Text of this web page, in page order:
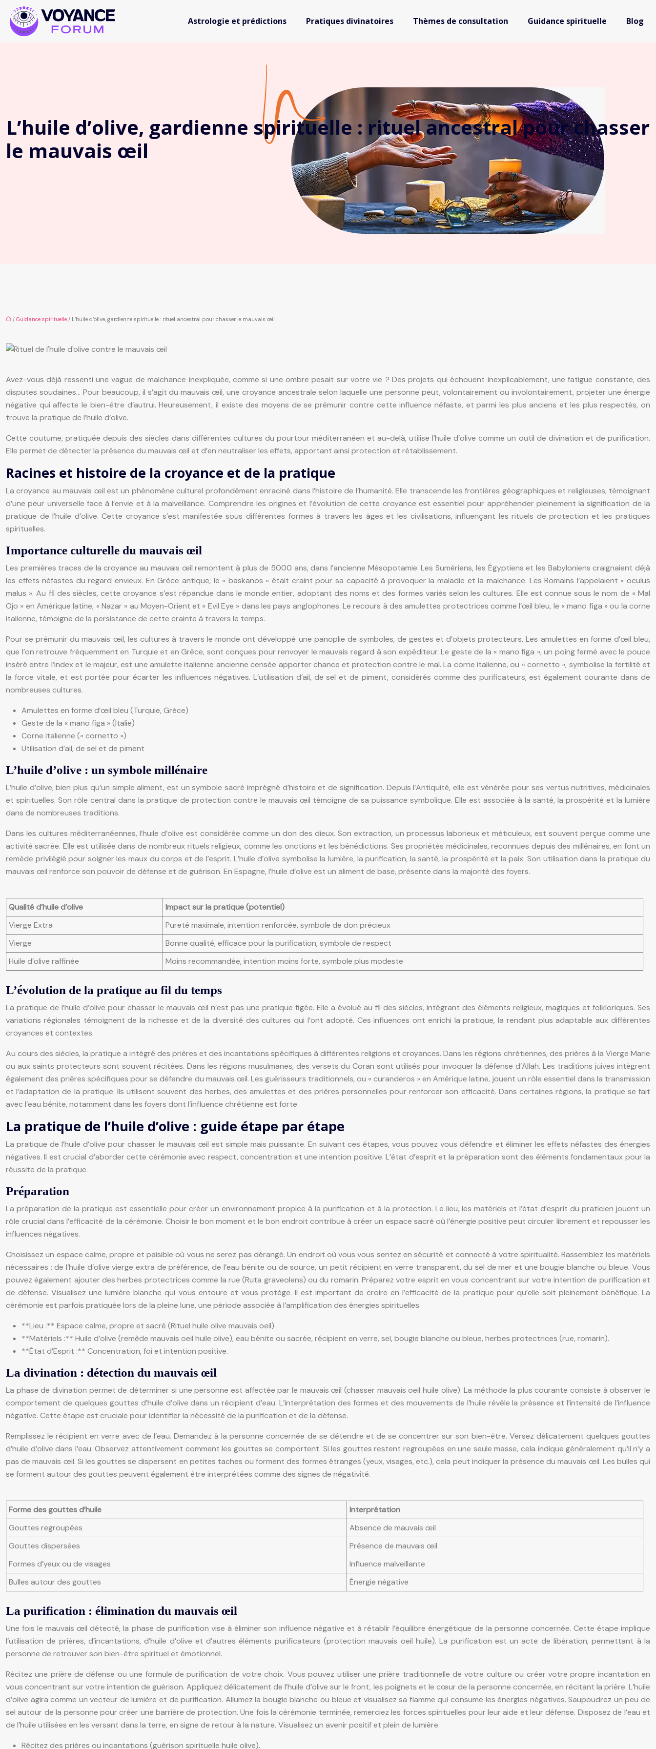
Astrologie et prédictions Pratiques divinatoires Thèmes de consultation Guidance spirituelle Blog
L’huile d’olive, gardienne spirituelle : rituel ancestral pour chasser
le mauvais œil
/ Guidance spirituelle / L’huile d’olive, gardienne spirituelle : rituel ancestral pour chasser le mauvais œil
Avez-vous déjà ressenti une vague de malchance inexpliquée, comme si une ombre pesait sur votre vie ? Des projets qui échouent inexplicablement, une fatigue constante, des
disputes soudaines… Pour beaucoup, il s’agit du mauvais œil, une croyance ancestrale selon laquelle une personne peut, volontairement ou involontairement, projeter une énergie
négative qui affecte le bien-être d’autrui. Heureusement, il existe des moyens de se prémunir contre cette influence néfaste, et parmi les plus anciens et les plus respectés, on
trouve la pratique de l’huile d’olive.
Cette coutume, pratiquée depuis des siècles dans différentes cultures du pourtour méditerranéen et au-delà, utilise l’huile d’olive comme un outil de divination et de purification.
Elle permet de détecter la présence du mauvais œil et d’en neutraliser les effets, apportant ainsi protection et rétablissement.
Racines et histoire de la croyance et de la pratique
La croyance au mauvais œil est un phénomène culturel profondément enraciné dans l’histoire de l’humanité. Elle transcende les frontières géographiques et religieuses, témoignant
d’une peur universelle face à l’envie et à la malveillance. Comprendre les origines et l’évolution de cette croyance est essentiel pour appréhender pleinement la signification de la
pratique de l’huile d’olive. Cette croyance s’est manifestée sous différentes formes à travers les âges et les civilisations, influençant les rituels de protection et les pratiques
spirituelles.
Importance culturelle du mauvais œil
Les premières traces de la croyance au mauvais œil remontent à plus de 5000 ans, dans l’ancienne Mésopotamie. Les Sumériens, les Égyptiens et les Babyloniens craignaient déjà
les effets néfastes du regard envieux. En Grèce antique, le « baskanos » était craint pour sa capacité à provoquer la maladie et la malchance. Les Romains l’appelaient « oculus
malus ». Au fil des siècles, cette croyance s’est répandue dans le monde entier, adoptant des noms et des formes variés selon les cultures. Elle est connue sous le nom de « Mal
Ojo » en Amérique latine, « Nazar » au Moyen-Orient et « Evil Eye » dans les pays anglophones. Le recours à des amulettes protectrices comme l’œil bleu, le « mano figa » ou la corne
italienne, témoigne de la persistance de cette crainte à travers le temps.
Pour se prémunir du mauvais œil, les cultures à travers le monde ont développé une panoplie de symboles, de gestes et d’objets protecteurs. Les amulettes en forme d’œil bleu,
que l’on retrouve fréquemment en Turquie et en Grèce, sont conçues pour renvoyer le mauvais regard à son expéditeur. Le geste de la « mano figa », un poing fermé avec le pouce
inséré entre l’index et le majeur, est une amulette italienne ancienne censée apporter chance et protection contre le mal. La corne italienne, ou « cornetto », symbolise la fertilité et
la force vitale, et est portée pour écarter les influences négatives. L’utilisation d’ail, de sel et de piment, considérés comme des purificateurs, est également courante dans de
nombreuses cultures.
Amulettes en forme d’œil bleu (Turquie, Grèce)
Geste de la « mano figa » (Italie)
Corne italienne (« cornetto »)
Utilisation d’ail, de sel et de piment
L’huile d’olive : un symbole millénaire
L’huile d’olive, bien plus qu’un simple aliment, est un symbole sacré imprégné d’histoire et de signification. Depuis l’Antiquité, elle est vénérée pour ses vertus nutritives, médicinales
et spirituelles. Son rôle central dans la pratique de protection contre le mauvais œil témoigne de sa puissance symbolique. Elle est associée à la santé, la prospérité et la lumière
dans de nombreuses traditions.
Dans les cultures méditerranéennes, l’huile d’olive est considérée comme un don des dieux. Son extraction, un processus laborieux et méticuleux, est souvent perçue comme une
activité sacrée. Elle est utilisée dans de nombreux rituels religieux, comme les onctions et les bénédictions. Ses propriétés médicinales, reconnues depuis des millénaires, en font un
remède privilégié pour soigner les maux du corps et de l’esprit. L’huile d’olive symbolise la lumière, la purification, la santé, la prospérité et la paix. Son utilisation dans la pratique du
mauvais œil renforce son pouvoir de défense et de guérison. En Espagne, l’huile d’olive est un aliment de base, présente dans la majorité des foyers.
Qualité d’huile d’olive
Impact sur la pratique (potentiel)
Vierge Extra
Pureté maximale, intention renforcée, symbole de don précieux
Vierge
Bonne qualité, efficace pour la purification, symbole de respect
Huile d’olive raffinée
Moins recommandée, intention moins forte, symbole plus modeste
L’évolution de la pratique au fil du temps
La pratique de l’huile d’olive pour chasser le mauvais œil n’est pas une pratique figée. Elle a évolué au fil des siècles, intégrant des éléments religieux, magiques et folkloriques. Ses
variations régionales témoignent de la richesse et de la diversité des cultures qui l’ont adopté. Ces influences ont enrichi la pratique, la rendant plus adaptable aux différentes
croyances et contextes.
Au cours des siècles, la pratique a intégré des prières et des incantations spécifiques à différentes religions et croyances. Dans les régions chrétiennes, des prières à la Vierge Marie
ou aux saints protecteurs sont souvent récitées. Dans les régions musulmanes, des versets du Coran sont utilisés pour invoquer la défense d’Allah. Les traditions juives intègrent
également des prières spécifiques pour se défendre du mauvais œil. Les guérisseurs traditionnels, ou « curanderos » en Amérique latine, jouent un rôle essentiel dans la transmission
et l’adaptation de la pratique. Ils utilisent souvent des herbes, des amulettes et des prières personnelles pour renforcer son efficacité. Dans certaines régions, la pratique se fait
avec l’eau bénite, notamment dans les foyers dont l’influence chrétienne est forte.
La pratique de l’huile d’olive : guide étape par étape
La pratique de l’huile d’olive pour chasser le mauvais œil est simple mais puissante. En suivant ces étapes, vous pouvez vous défendre et éliminer les effets néfastes des énergies
négatives. Il est crucial d’aborder cette cérémonie avec respect, concentration et une intention positive. L’état d’esprit et la préparation sont des éléments fondamentaux pour la
réussite de la pratique.
Préparation
La préparation de la pratique est essentielle pour créer un environnement propice à la purification et à la protection. Le lieu, les matériels et l’état d’esprit du praticien jouent un
rôle crucial dans l’efficacité de la cérémonie. Choisir le bon moment et le bon endroit contribue à créer un espace sacré où l’énergie positive peut circuler librement et repousser les
influences négatives.
Choisissez un espace calme, propre et paisible où vous ne serez pas dérangé. Un endroit où vous vous sentez en sécurité et connecté à votre spiritualité. Rassemblez les matériels
nécessaires : de l’huile d’olive vierge extra de préférence, de l’eau bénite ou de source, un petit récipient en verre transparent, du sel de mer et une bougie blanche ou bleue. Vous
pouvez également ajouter des herbes protectrices comme la rue (Ruta graveolens) ou du romarin. Préparez votre esprit en vous concentrant sur votre intention de purification et
de défense. Visualisez une lumière blanche qui vous entoure et vous protège. Il est important de croire en l’efficacité de la pratique pour qu’elle soit pleinement bénéfique. La
cérémonie est parfois pratiquée lors de la pleine lune, une période associée à l’amplification des énergies spirituelles.
**Lieu :** Espace calme, propre et sacré (Rituel huile olive mauvais oeil).
**Matériels :** Huile d’olive (remède mauvais oeil huile olive), eau bénite ou sacrée, récipient en verre, sel, bougie blanche ou bleue, herbes protectrices (rue, romarin).
**État d’Esprit :** Concentration, foi et intention positive.
La divination : détection du mauvais œil
La phase de divination permet de déterminer si une personne est affectée par le mauvais œil (chasser mauvais oeil huile olive). La méthode la plus courante consiste à observer le
comportement de quelques gouttes d’huile d’olive dans un récipient d’eau. L’interprétation des formes et des mouvements de l’huile révèle la présence et l’intensité de l’influence
négative. Cette étape est cruciale pour identifier la nécessité de la purification et de la défense.
Remplissez le récipient en verre avec de l’eau. Demandez à la personne concernée de se détendre et de se concentrer sur son bien-être. Versez délicatement quelques gouttes
d’huile d’olive dans l’eau. Observez attentivement comment les gouttes se comportent. Si les gouttes restent regroupées en une seule masse, cela indique généralement qu’il n’y a
pas de mauvais œil. Si les gouttes se dispersent en petites taches ou forment des formes étranges (yeux, visages, etc.), cela peut indiquer la présence du mauvais œil. Les bulles qui
se forment autour des gouttes peuvent également être interprétées comme des signes de négativité.
Forme des gouttes d’huile
Interprétation
Gouttes regroupées
Absence de mauvais œil
Gouttes dispersées
Présence de mauvais œil
Formes d’yeux ou de visages
Influence malveillante
Bulles autour des gouttes
Énergie négative
La purification : élimination du mauvais œil
Une fois le mauvais œil détecté, la phase de purification vise à éliminer son influence négative et à rétablir l’équilibre énergétique de la personne concernée. Cette étape implique
l’utilisation de prières, d’incantations, d’huile d’olive et d’autres éléments purificateurs (protection mauvais oeil huile). La purification est un acte de libération, permettant à la
personne de retrouver son bien-être spirituel et émotionnel.
Récitez une prière de défense ou une formule de purification de votre choix. Vous pouvez utiliser une prière traditionnelle de votre culture ou créer votre propre incantation en
vous concentrant sur votre intention de guérison. Appliquez délicatement de l’huile d’olive sur le front, les poignets et le cœur de la personne concernée, en récitant la prière. L’huile
d’olive agira comme un vecteur de lumière et de purification. Allumez la bougie blanche ou bleue et visualisez sa flamme qui consume les énergies négatives. Saupoudrez un peu de
sel autour de la personne pour créer une barrière de protection. Une fois la cérémonie terminée, remerciez les forces spirituelles pour leur aide et leur défense. Disposez de l’eau et
de l’huile utilisées en les versant dans la terre, en signe de retour à la nature. Visualisez un avenir positif et plein de lumière.
Récitez des prières ou incantations (guérison spirituelle huile olive).